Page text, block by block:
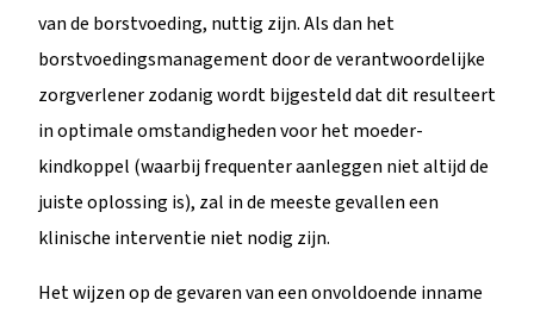
van de borstvoeding, nuttig zijn. Als dan het
borstvoedingsmanagement door de verantwoordelijke
zorgverlener zodanig wordt bijgesteld dat dit resulteert
in optimale omstandigheden voor het moeder-
kindkoppel (waarbij frequenter aanleggen niet altijd de
juiste oplossing is), zal in de meeste gevallen een
klinische interventie niet nodig zijn.
Het wijzen op de gevaren van een onvoldoende inname